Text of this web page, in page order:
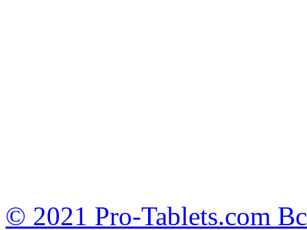
© 2021 Pro-Tablets.com